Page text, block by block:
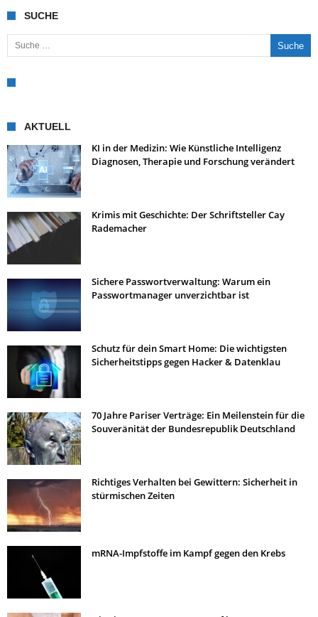
SUCHE
Suche nach:
AKTUELL
KI in der Medizin: Wie Künstliche Intelligenz
Diagnosen, Therapie und Forschung verändert
Krimis mit Geschichte: Der Schriftsteller Cay
Rademacher
Sichere Passwortverwaltung: Warum ein
Passwortmanager unverzichtbar ist
Schutz für dein Smart Home: Die wichtigsten
Sicherheitstipps gegen Hacker & Datenklau
70 Jahre Pariser Verträge: Ein Meilenstein für die
Souveränität der Bundesrepublik Deutschland
Richtiges Verhalten bei Gewittern: Sicherheit in
stürmischen Zeiten
mRNA-Impfstoffe im Kampf gegen den Krebs